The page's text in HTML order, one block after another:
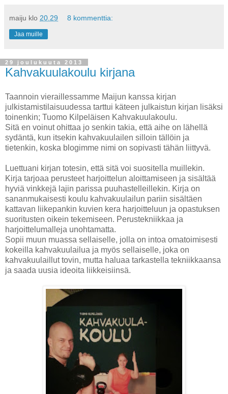
maiju klo 20.29 8 kommenttia:
Jaa muille
29 joulukuuta 2013
Kahvakuulakoulu kirjana
Taannoin vieraillessamme Maijun kanssa kirjan
julkistamistilaisuudessa tarttui käteen julkaistun kirjan lisäksi
toinenkin; Tuomo Kilpeläisen Kahvakuulakoulu.
Sitä en voinut ohittaa jo senkin takia, että aihe on lähellä
sydäntä, kun itsekin kahvakuulailen silloin tällöin ja
tietenkin, koska blogimme nimi on sopivasti tähän liittyvä.
Luettuani kirjan totesin, että sitä voi suositella muillekin.
Kirja tarjoaa perusteet harjoittelun aloittamiseen ja sisältää
hyviä vinkkejä lajin parissa puuhastelleillekin. Kirja on
sananmukaisesti koulu kahvakuulailun pariin sisältäen
kattavan liikepankin kuvien kera harjoitteluun ja opastuksen
suoritusten oikein tekemiseen. Perustekniikkaa ja
harjoittelumalleja unohtamatta.
Sopii muun muassa sellaiselle, jolla on intoa omatoimisesti
kokeilla kahvakuulailua ja myös sellaiselle, joka on
kahvakuulaillut tovin, mutta haluaa tarkastella tekniikkaansa
ja saada uusia ideoita liikkeisiinsä.